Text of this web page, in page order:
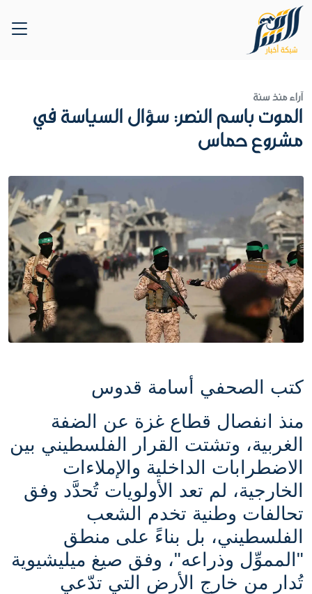
آراءمنذ سنة
الموت باسم النصر: سؤال السياسة في
مشروع حماس
كتب الصحفي أسامة قدوس
منذ انفصال قطاع غزة عن الضفة
الغربية، وتشتت القرار الفلسطيني بين
الاضطرابات الداخلية والإملاءات
الخارجية، لم تعد الأولويات تُحدَّد وفق
تحالفات وطنية تخدم الشعب
الفلسطيني، بل بناءً على منطق
"المموِّل وذراعه"، وفق صيغ ميليشيوية
تُدار من خارج الأرض التي تدّعي